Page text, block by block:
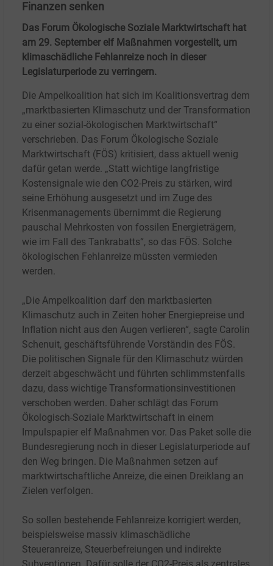
Finanzen senken
Das Forum Ökologische Soziale Marktwirtschaft hat
am 29. September elf Maßnahmen vorgestellt, um
klimaschädliche Fehlanreize noch in dieser
Legislaturperiode zu verringern.
Die Ampelkoalition hat sich im Koalitionsvertrag dem
„marktbasierten Klimaschutz und der Transformation
zu einer sozial-ökologischen Marktwirtschaft“
verschrieben. Das Forum Ökologische Soziale
Marktwirtschaft (FÖS) kritisiert, dass aktuell wenig
dafür getan werde. „Statt wichtige langfristige
Kostensignale wie den CO2-Preis zu stärken, wird
seine Erhöhung ausgesetzt und im Zuge des
Krisenmanagements übernimmt die Regierung
pauschal Mehrkosten von fossilen Energieträgern,
wie im Fall des Tankrabatts“, so das FÖS. Solche
ökologischen Fehlanreize müssten vermieden
werden.
„Die Ampelkoalition darf den marktbasierten
Klimaschutz auch in Zeiten hoher Energiepreise und
Inflation nicht aus den Augen verlieren“, sagte Carolin
Schenuit, geschäftsführende Vorständin des FÖS.
Die politischen Signale für den Klimaschutz würden
derzeit abgeschwächt und führten schlimmstenfalls
dazu, dass wichtige Transformationsinvestitionen
verschoben werden. Daher schlägt das Forum
Ökologisch-Soziale Marktwirtschaft in einem
Impulspapier elf Maßnahmen vor. Das Paket solle die
Bundesregierung noch in dieser Legislaturperiode auf
den Weg bringen. Die Maßnahmen setzen auf
marktwirtschaftliche Anreize, die einen Dreiklang an
Zielen verfolgen.
So sollen bestehende Fehlanreize korrigiert werden,
beispielsweise massiv klimaschädliche
Steueranreize, Steuerbefreiungen und indirekte